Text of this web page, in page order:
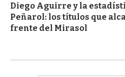
Diego Aguirre y la
Peñarol: los títulos que
frente del Mirasol